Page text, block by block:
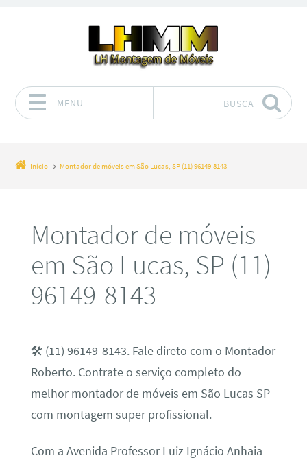
MENU BUSCA
Início Montador de móveis em São Lucas, SP (11) 96149-8143
Montador de móveis
em São Lucas, SP (11)
96149-8143
🛠️ (11) 96149-8143. Fale direto com o Montador
Roberto. Contrate o serviço completo do
melhor montador de móveis em São Lucas SP
com montagem super profissional.
Com a Avenida Professor Luiz Ignácio Anhaia